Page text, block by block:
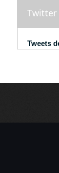
Twitter
Tweets